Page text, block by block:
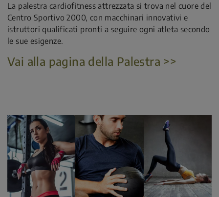
La palestra cardiofitness attrezzata si trova nel cuore del
Centro Sportivo 2000, con macchinari innovativi e
istruttori qualificati pronti a seguire ogni atleta secondo
le sue esigenze.
Vai alla pagina della Palestra >>